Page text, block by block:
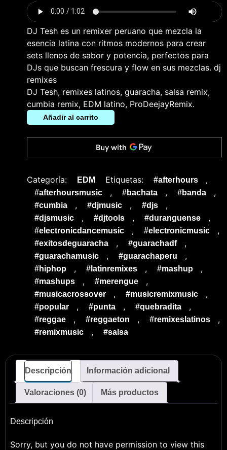
DJ Tesh es un remixer peruano que mezcla la
esencia latina con ritmos modernos para crear
sets llenos de sabor y potencia, perfectos para
DJs que buscan frescura y flow en sus mezclas. dj
remixes
DJ Tesh, remixes latinos, guaracha, salsa remix,
cumbia remix, EDM latino, ProDeejayRemix.
Añadir al carrito
Categoría: EDM Etiquetas: #afterhours ,
#afterhoursmusic , #bachata , #banda ,
#cumbia , #djmusic , #djs ,
#djsmusic , #djtools , #duranguense ,
#electronicdancemusic , #electronicmusic ,
#exitosdeguaracha , #guarachadf ,
#guarachamusic , #guarachaperu ,
#hiphop , #latinremixes , #mashup ,
#mashups , #merengue ,
#musicacrossover , #musicremixmusic ,
#popular , #punta , #quebradita ,
#reggae , #reggaeton , #remixeslatinos ,
#remixmusic , #salsa
Descripción Información adicional
Valoraciones (0) Más productos
Descripción
Sorry, but you do not have permission to view this